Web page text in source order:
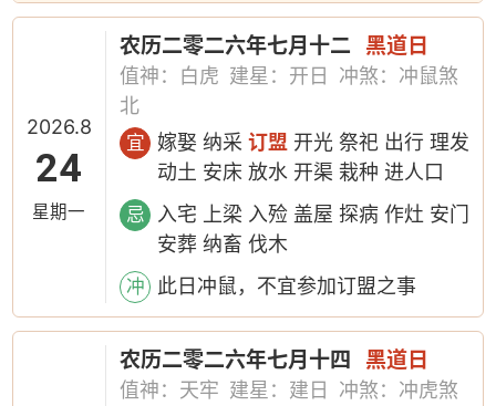
2026.8
24
星期一
农历二零二六年七月十二 黑道日
值神：白虎 建星：开日
冲煞：冲鼠煞
北
宜 嫁娶 纳采订盟 开光 祭祀 出行 理发
动土 安床 放水 开渠 栽种 进人口
忌
入宅 上梁 入殓 盖屋 探病 作灶 安门
安葬 纳畜 伐木
冲 此日冲鼠，不宜参加订盟之事
农历二零二六年七月十四 黑道日
值神：天牢 建星：建日
冲煞：冲虎煞